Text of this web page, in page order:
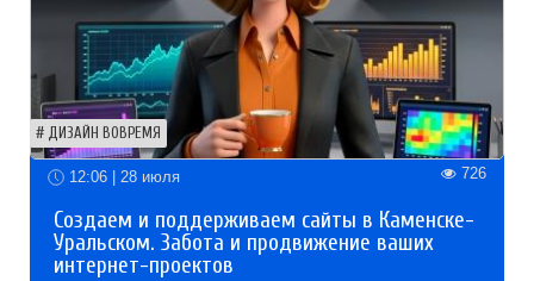
ДИЗАЙН ВОВРЕМЯ
12:06 | 28 июля 726
Создаем и поддерживаем сайты в Каменске-
Уральском. Забота и продвижение ваших
интернет-проектов